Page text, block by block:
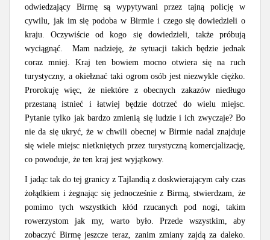
odwiedzający Birmę są wypytywani przez tajną policję w
cywilu, jak im się podoba w Birmie i czego się dowiedzieli o
kraju. Oczywiście od kogo się dowiedzieli, także próbują
wyciągnąć. Mam nadzieję, że sytuacji takich będzie jednak
coraz mniej. Kraj ten bowiem mocno otwiera się na ruch
turystyczny, a okiełznać taki ogrom osób jest niezwykle ciężko.
Prorokuję więc, że niektóre z obecnych zakazów niedługo
przestaną istnieć i łatwiej będzie dotrzeć do wielu miejsc.
Pytanie tylko jak bardzo zmienią się ludzie i ich zwyczaje? Bo
nie da się ukryć, że w chwili obecnej w Birmie nadal znajduje
się wiele miejsc nietkniętych przez turystyczną komercjalizację,
co powoduje, że ten kraj jest wyjątkowy.
I jadąc tak do tej granicy z Tajlandią z doskwierającym cały czas
żołądkiem i żegnając się jednocześnie z Birmą, stwierdzam, że
pomimo tych wszystkich kłód rzucanych pod nogi, takim
rowerzystom jak my, warto było. Przede wszystkim, aby
zobaczyć Birmę jeszcze teraz, zanim zmiany zajdą za daleko.